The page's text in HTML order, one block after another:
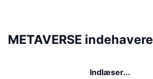
METAVERSE indehavere
Indlæser...